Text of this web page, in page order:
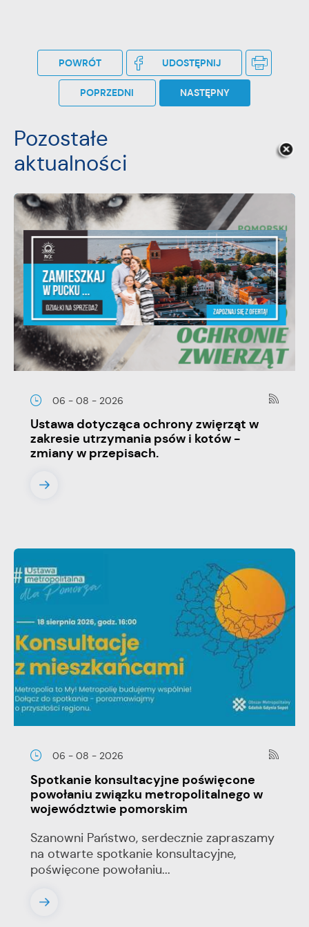
POWRÓT UDOSTĘPNIJ
POPRZEDNI NASTĘPNY
Pozostałe
aktualności
06 - 08 - 2026
Ustawa dotycząca ochrony zwięrząt w
zakresie utrzymania psów i kotów -
zmiany w przepisach.
06 - 08 - 2026
Spotkanie konsultacyjne poświęcone
powołaniu związku metropolitalnego w
województwie pomorskim
Szanowni Państwo, serdecznie zapraszamy
na otwarte spotkanie konsultacyjne,
poświęcone powołaniu...